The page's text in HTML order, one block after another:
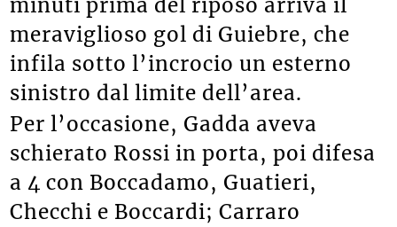
minuti prima del riposo arriva il
meraviglioso gol di Guiebre, che
infila sotto l’incrocio un esterno
sinistro dal limite dell’area.
Per l’occasione, Gadda aveva
schierato Rossi in porta, poi difesa
a 4 con Boccadamo, Guatieri,
Checchi e Boccardi; Carraro